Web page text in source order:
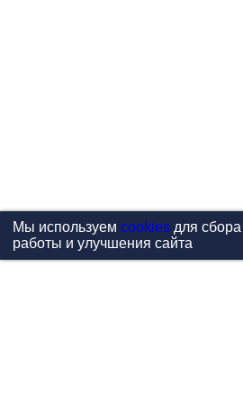
Мы используем cookiesдля сбора
работы и улучшения сайта